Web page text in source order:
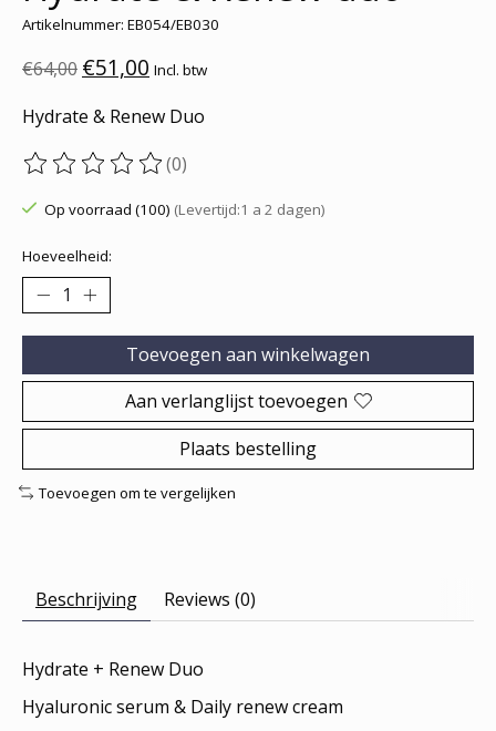
Artikelnummer: EB054/EB030
€64,00 €51,00 Incl. btw
Hydrate & Renew Duo
De beoordeling van dit product is
(0)
Op voorraad (100) (Levertijd:1 a 2 dagen)
Hoeveelheid:
Toevoegen aan winkelwagen
Aan verlanglijst toevoegen
Plaats bestelling
Toevoegen om te vergelijken
Beschrijving Reviews (0)
Hydrate + Renew Duo
Hyaluronic serum & Daily renew cream